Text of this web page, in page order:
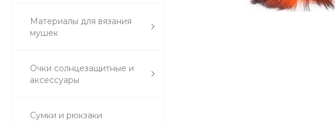
Материалы для вязания
мушек
Очки солнцезащитные и
аксессуары
Сумки и рюкзаки